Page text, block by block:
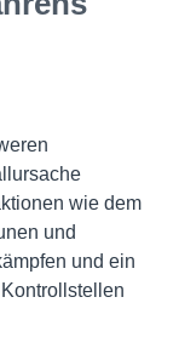
wie dem
und
und ein